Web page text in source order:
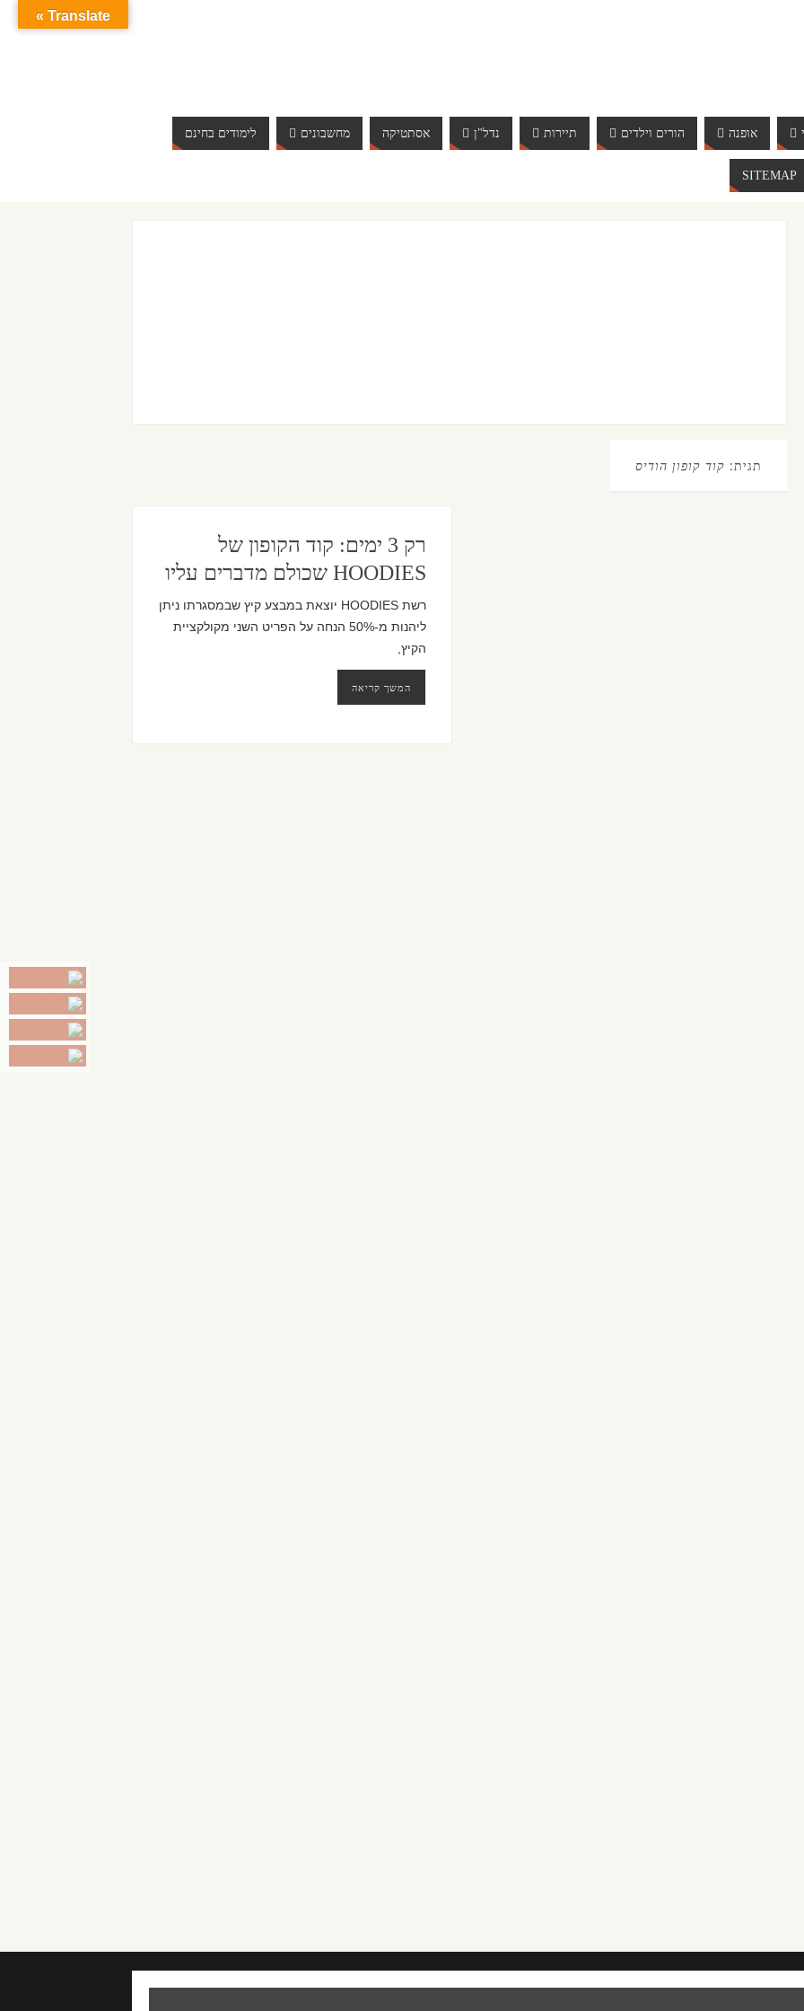
אופנה הורים וילדים תיירות נדל"ן אסתטיקה מחשבונים לימודים בחינם
SITEMAP
תגית: קוד קופון הודיס
רק 3 ימים: קוד הקופון של
HOODIES שכולם מדברים עליו
רשת HOODIES יוצאת במבצע קיץ שבמסגרתו ניתן
ליהנות מ-50% הנחה על הפריט השני מקולקציית
הקיץ,
המשך קריאה
Translate »